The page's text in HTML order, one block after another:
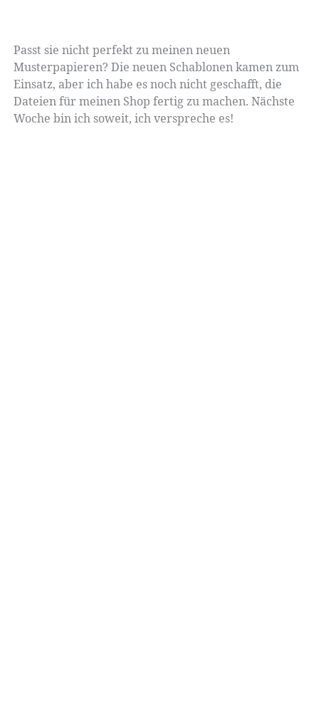
Passt sie nicht perfekt zu meinen neuen
Musterpapieren? Die neuen Schablonen kamen zum
Einsatz, aber ich habe es noch nicht geschafft, die
Dateien für meinen Shop fertig zu machen. Nächste
Woche bin ich soweit, ich verspreche es!